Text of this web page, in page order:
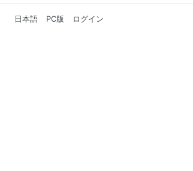
日本語 PC版 ログイン